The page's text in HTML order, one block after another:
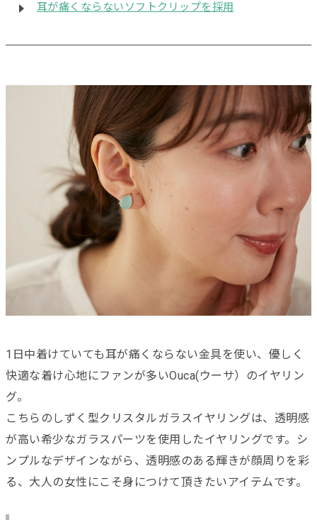
耳が痛くならないソフトクリップを採用
1日中着けていても耳が痛くならない金具を使い、優しく
快適な着け心地にファンが多いOuca(ウーサ）のイヤリン
グ。
こちらのしずく型クリスタルガラスイヤリングは、透明感
が高い希少なガラスパーツを使用したイヤリングです。シ
ンプルなデザインながら、透明感のある輝きが顔周りを彩
る、大人の女性にこそ身につけて頂きたいアイテムです。